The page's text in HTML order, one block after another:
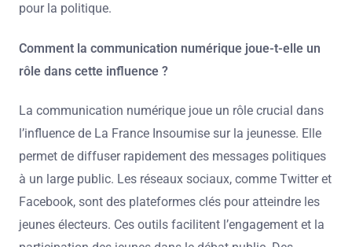
pour la politique.
Comment la communication numérique joue-t-elle un
rôle dans cette influence ?
La communication numérique joue un rôle crucial dans
l’influence de La France Insoumise sur la jeunesse. Elle
permet de diffuser rapidement des messages politiques
à un large public. Les réseaux sociaux, comme Twitter et
Facebook, sont des plateformes clés pour atteindre les
jeunes électeurs. Ces outils facilitent l’engagement et la